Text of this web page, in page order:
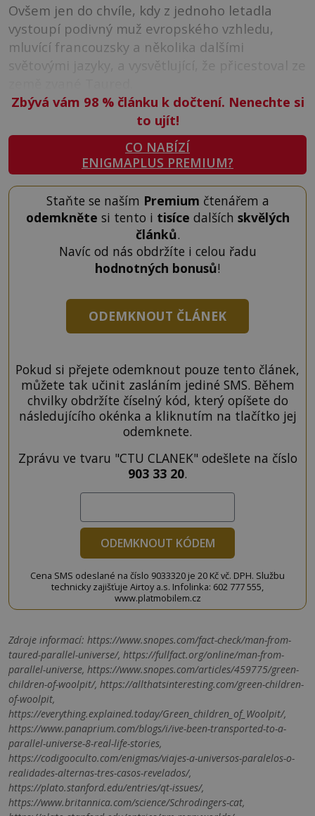
Ovšem jen do chvíle, kdy z jednoho letadla
vystoupí podivný muž evropského vzhledu,
mluvící francouzsky a několika dalšími
světovými jazyky, a vysvětlující, že přicestoval ze
Zbývá vám 98 %článku k dočtení. Nenechte si
to ujít!
CO NABÍZÍ
ENIGMAPLUS PREMIUM?
Staňte se naším Premium čtenářem a
odemkněte si tento i tisíce dalších skvělých
článků.
Navíc od nás obdržíte i celou řadu
hodnotných bonusů!
ODEMKNOUT ČLÁNEK
Pokud si přejete odemknout pouze tento článek,
můžete tak učinit zasláním jediné SMS. Během
chvilky obdržíte číselný kód, který opíšete do
následujícího okénka a kliknutím na tlačítko jej
odemknete.
Zprávu ve tvaru "CTU CLANEK" odešlete na číslo
903 33 20.
ODEMKNOUT KÓDEM
Cena SMS odeslané na číslo 9033320 je 20 Kč vč. DPH. Službu
technicky zajišťuje Airtoy a.s. Infolinka: 602 777 555,
www.platmobilem.cz
Zdroje informací: https://www.snopes.com/fact-check/man-from-
taured-parallel-universe/, https://fullfact.org/online/man-from-
parallel-universe, https://www.snopes.com/articles/459775/green-
children-of-woolpit/, https://allthatsinteresting.com/green-children-
of-woolpit,
https://everything.explained.today/Green_children_of_Woolpit/,
https://www.panaprium.com/blogs/i/ive-been-transported-to-a-
parallel-universe-8-real-life-stories,
https://codigooculto.com/enigmas/viajes-a-universos-paralelos-o-
realidades-alternas-tres-casos-revelados/,
https://plato.stanford.edu/entries/qt-issues/,
https://www.britannica.com/science/Schrodingers-cat,